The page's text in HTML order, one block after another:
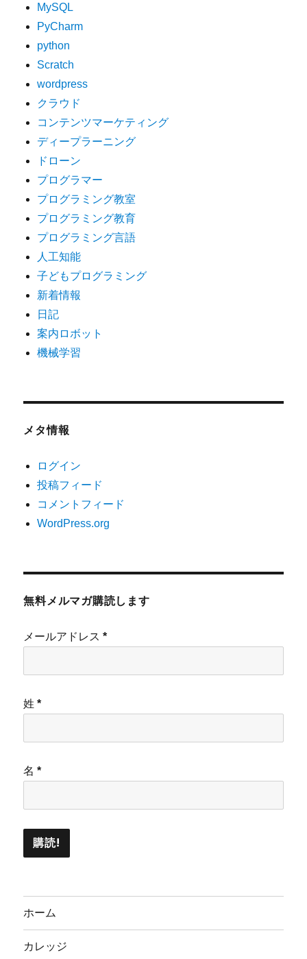
MySQL
PyCharm
python
Scratch
wordpress
クラウド
コンテンツマーケティング
ディープラーニング
ドローン
プログラマー
プログラミング教室
プログラミング教育
プログラミング言語
人工知能
子どもプログラミング
新着情報
日記
案内ロボット
機械学習
メタ情報
ログイン
投稿フィード
コメントフィード
WordPress.org
無料メルマガ購読します
メールアドレス*
姓*
名*
ホーム
カレッジ